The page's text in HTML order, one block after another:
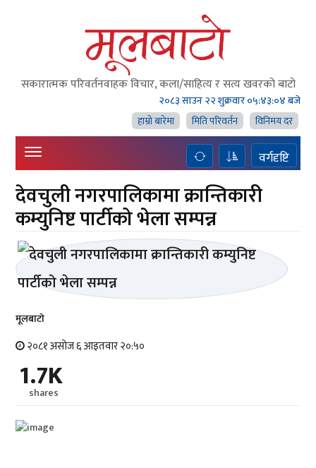
सकारात्मक परिवर्तनवाहक विचार, कला/साहित्य र सत्य खवरको बाटाे
२०८३ साउन २२ शुक्रवार०५:४३:०५ बजे
हाम्राे बारेमा
मिति परिवर्तन विनिमय दर
वर्गदृष्टि
देवचुली नगरपालिकामा क्रान्तिकारी
कम्युनिष्ट पार्टीको भेला सम्पन्न
मूलबाटाे
२०८१ असोज ६ आइतवार २०:५०
1.7K
shares